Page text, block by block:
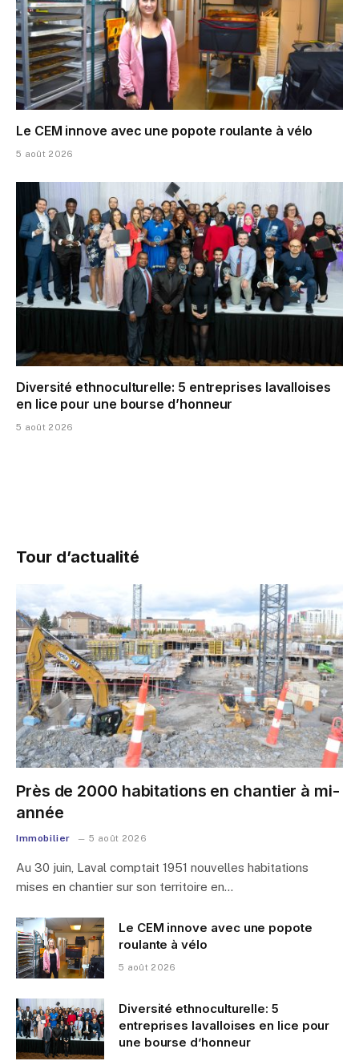
Le CEM innove avec une popote roulante à vélo
5 août 2026
Diversité ethnoculturelle: 5 entreprises lavalloises
en lice pour une bourse d’honneur
5 août 2026
Tour d’actualité
Près de 2000 habitations en chantier à mi-
année
Immobilier 5 août 2026
Au 30 juin, Laval comptait 1951 nouvelles habitations
mises en chantier sur son territoire en…
Le CEM innove avec une popote
roulante à vélo
5 août 2026
Diversité ethnoculturelle: 5
entreprises lavalloises en lice pour
une bourse d’honneur